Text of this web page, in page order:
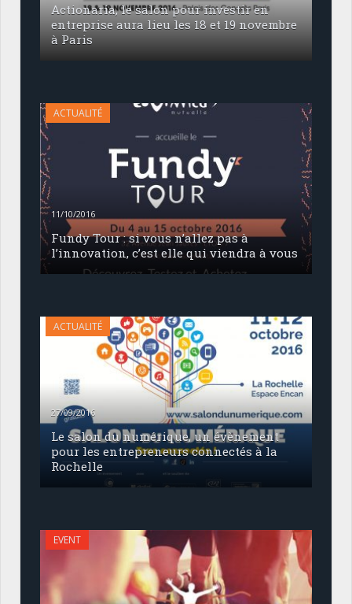
Actionaria, le salon pour investir en
entreprise aura lieu les 18 et 19 novembre
à Paris
ACTUALITÉ
11/10/2016
Fundy Tour : si vous n’allez pas à
l’innovation, c’est elle qui viendra à vous
ACTUALITÉ
27/09/2016
Le salon du numérique, un évènement
pour les entrepreneurs connectés à la
Rochelle
EVENT